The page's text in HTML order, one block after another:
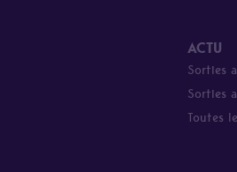
ACTU
Sorties
Sorties
Toutes